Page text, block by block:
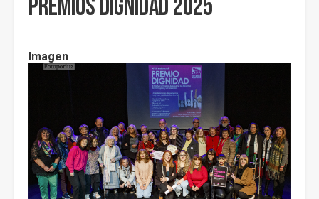
Premios Dignidad 2025
Imagen